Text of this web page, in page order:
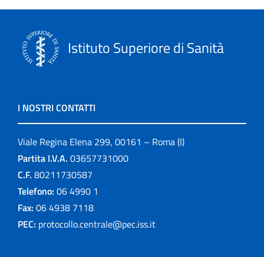
Istituto Superiore di Sanità
I NOSTRI CONTATTI
Viale Regina Elena 299, 00161 – Roma (I)
Partita I.V.A. 03657731000
C.F. 80211730587
Telefono: 06 4990 1
Fax: 06 4938 7118
PEC: protocollo.centrale@pec.iss.it